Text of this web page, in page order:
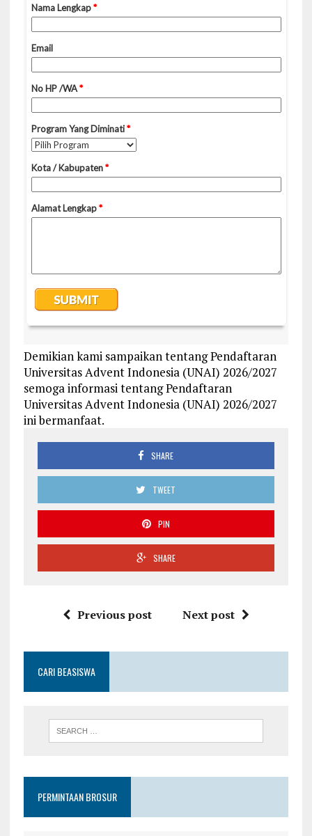
Demikian kami sampaikan tentang Pendaftaran
Universitas Advent Indonesia (UNAI) 2026/2027
semoga informasi tentang Pendaftaran
Universitas Advent Indonesia (UNAI) 2026/2027
ini bermanfaat.
SHARE
TWEET
PIN
SHARE
Previous post Next post
CARI BEASISWA
PERMINTAAN BROSUR